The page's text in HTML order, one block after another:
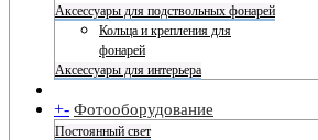
Аксессуары для подствольных фонарей
Кольца и крепления для
фонарей
Аксессуары для интерьера
+- Фотооборудование
Постоянный свет